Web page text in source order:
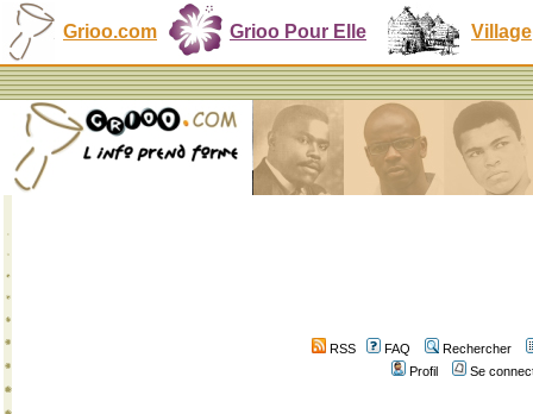
Grioo.com Grioo Pour Elle Village
RSS FAQ
Rechercher
Profil
Se